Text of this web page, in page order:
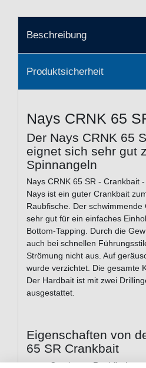
Beschreibung
Produktsicherheit
Nays CRNK 65
Der Nays CRNK 65
eignet sich sehr gut
Spinnangeln
Nays CRNK 65 SR - Crankbait
Nays ist ein guter Crankbait
Raubfische. Der schwimmende
sehr gut für ein einfaches
Bottom-Tapping. Durch die
auch bei schnellen
Strömung nicht aus. Auf
wurde verzichtet. Die gesamte
Der Hardbait ist mit zwei
ausgestattet.
Eigenschaften von
65 SR Crankbait
Crank zum